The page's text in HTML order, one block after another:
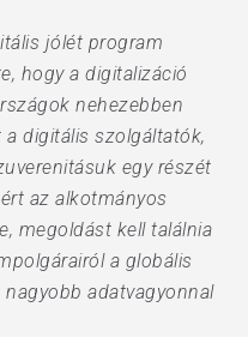
jólét program
hogy a digitalizáció
nehezebben
digitális szolgáltatók,
egy részét
az alkotmányos
megoldást kell találnia
a globális
adatvagyonnal